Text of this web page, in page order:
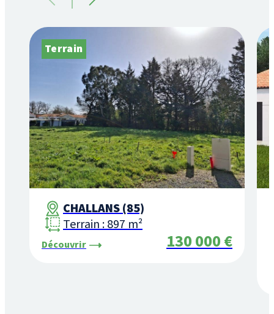
Terrain
CHALLANS (85)
Terrain : 897 m²
130 000 €
Découvrir